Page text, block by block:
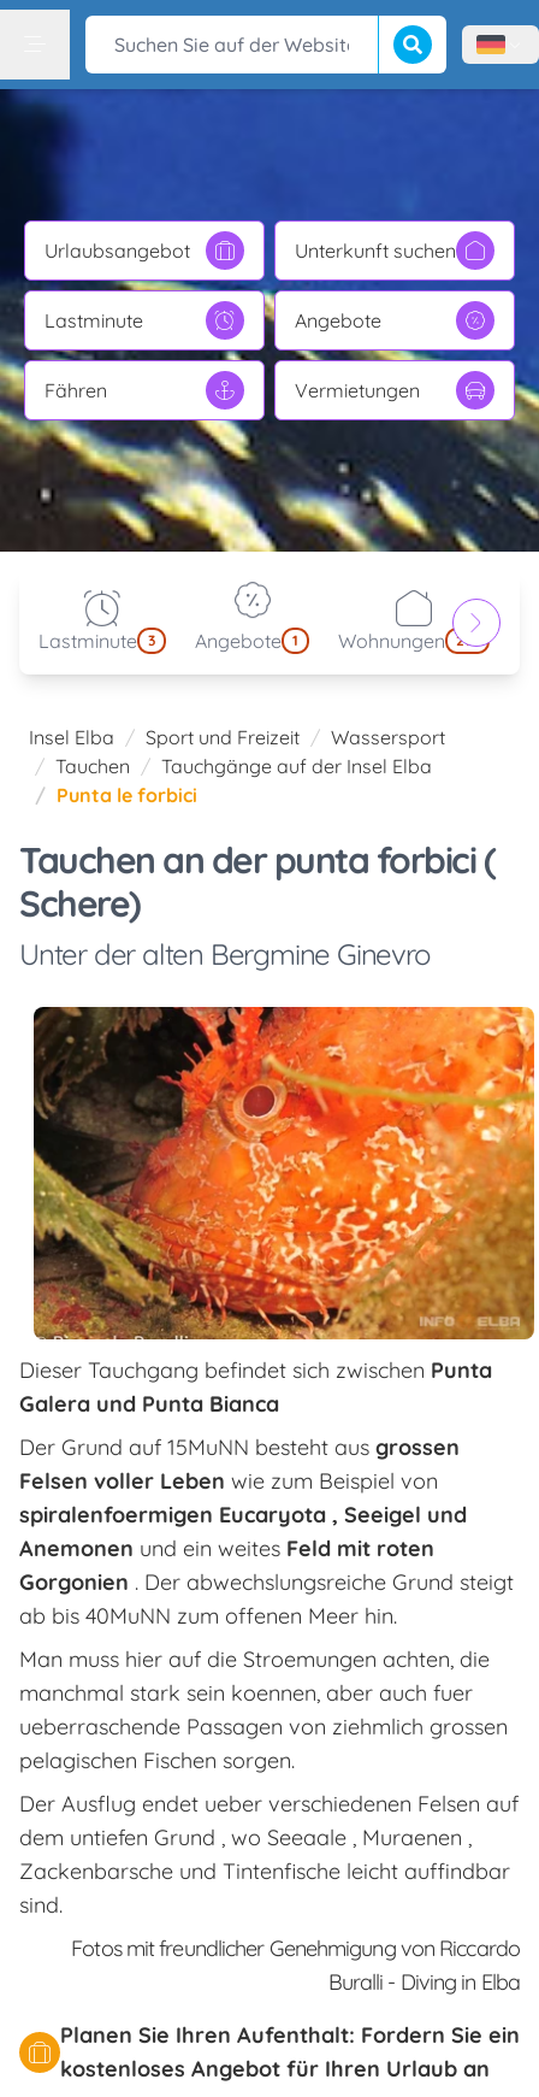
Suchen Sie auf der Website Suche beginnen
Menù
Urlaubsangebot Unterkunft suchen
Lastminute Angebote
Fähren Vermietungen
Lastminute 3 Angebote 1 Wohnungen 214
Insel Elba Sport und Freizeit
Wassersport
Tauchen
Tauchgänge auf der Insel Elba
Punta le forbici
Tauchen an der punta forbici (
Schere)
Unter der alten Bergmine Ginevro
Dieser Tauchgang befindet sich zwischen Punta
Galera und Punta Bianca
Der Grund auf 15MuNN besteht aus grossen
Felsen voller Leben wie zum Beispiel von
spiralenfoermigen Eucaryota , Seeigel und
Anemonen und ein weites Feld mit roten
Gorgonien . Der abwechslungsreiche Grund steigt
ab bis 40MuNN zum offenen Meer hin.
Man muss hier auf die Stroemungen achten, die
manchmal stark sein koennen, aber auch fuer
ueberraschende Passagen von ziehmlich grossen
pelagischen Fischen sorgen.
Der Ausflug endet ueber verschiedenen Felsen auf
dem untiefen Grund , wo Seeaale , Muraenen ,
Zackenbarsche und Tintenfische leicht auffindbar
sind.
Fotos mit freundlicher Genehmigung von Riccardo
Buralli - Diving in Elba
Planen Sie Ihren Aufenthalt: Fordern Sie ein
kostenloses Angebot für Ihren Urlaub an